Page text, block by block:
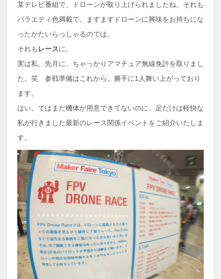
某テレビ番組で、ドローンが取り上げられましたね。それも
バラエティ色満載で。ますますドローンに興味をお持ちにな
ったかたいらっしゃるのでは。
それも レースに。
実は私、先月に、ちゃっかりアマチュア無線免許を取りまし
た。笑 参戦準備はこれから。勝手に1人舞い上がっており
ます。
はい。ではまだ機体が用意できてないのに、足だけは軽快な
私が行きました最新のレース関係イベントをご紹介いたしま
す。